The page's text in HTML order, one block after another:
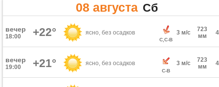
08 августа Сб
вечер
18:00 +22° ясно, без осадков
С,С-В
3 м/с
723
мм
вечер
19:00 +21° ясно, без осадков
С-В
3 м/с
723
мм